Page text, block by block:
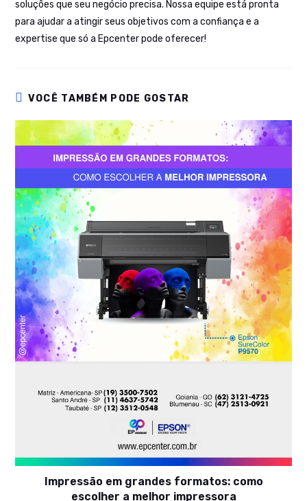
soluções que seu negócio precisa. Nossa equipe está pronta
para ajudar a atingir seus objetivos com a confiança e a
expertise que só a Epcenter pode oferecer!
VOCÊ TAMBÉM PODE GOSTAR
Impressão em grandes formatos: como
escolher a melhor impressora